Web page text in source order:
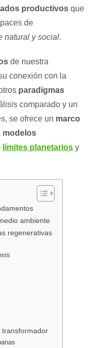
productivos que
de
natural y social.
de nuestra
conexión con la
paradigmas
comparado y un
se ofrece un marco
modelos
límites planetarios y
ambiente
regenerativas
transformador